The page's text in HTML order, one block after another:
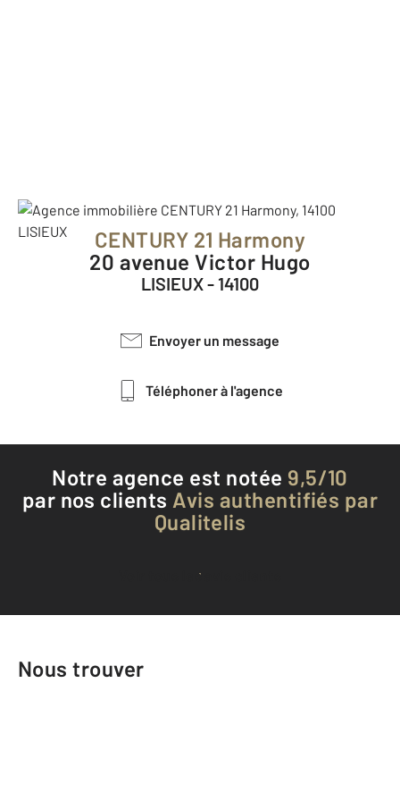
CENTURY 21 Harmony
20 avenue Victor Hugo
LISIEUX - 14100
Envoyer un message
Téléphoner à l'agence
Notre agence est notée 9,5/10
par nos clients Avis authentifiés par
Qualitelis
Voir tous les avis clients
Nous trouver